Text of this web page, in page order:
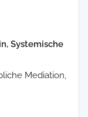
Systemische
Mediation,